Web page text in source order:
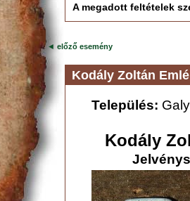
A megadott feltételek
◄ előző esemény
Kodály Zoltán
Település:
Kodály